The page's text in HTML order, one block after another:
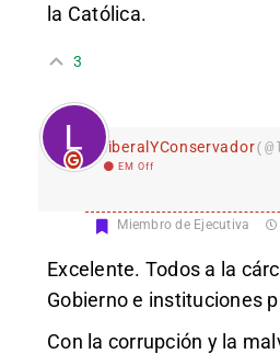
la Católica.
3
LiberalYConservador
EM Off
Miembro de Ejecutiva
Excelente. Todos a la
Gobierno e instituciones
Con la corrupción y la